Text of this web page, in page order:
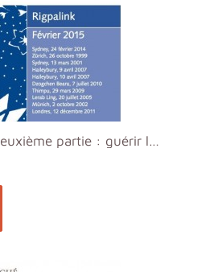
Conseils précieux, deuxième partie : guérir le coe...